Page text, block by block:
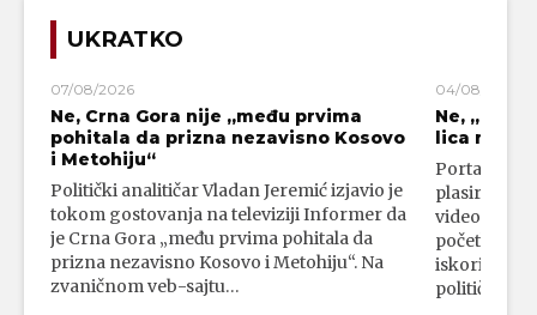
UKRATKO
07/08/2026
Ne, Crna Gora nije „među prvima
pohitala da prizna nezavisno Kosovo
i Metohiju“
Politički analitičar Vladan Jeremić izjavio je
tokom gostovanja na televiziji Informer da
je Crna Gora „među prvima pohitala da
prizna nezavisno Kosovo i Metohiju“. Na
zvaničnom veb-sajtu…
04/08/2026
Ne,
lica
Portal 24
plasirali su
video-
početka
iskorišćava
političkim